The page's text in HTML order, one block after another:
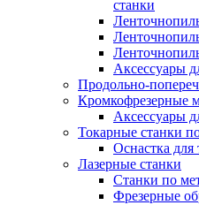
станки
Аксессуары
Продольно-
Кромкофрезерные
Аксессуары
Токарные станки
Оснастка для
Лазерные станки
Станки по
Фрезерные